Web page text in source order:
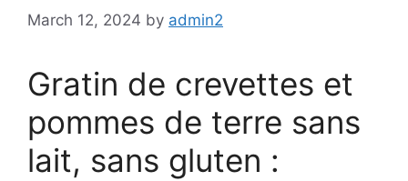
March 12, 2024 by admin2
Gratin de crevettes et
pommes de terre sans
lait, sans gluten :